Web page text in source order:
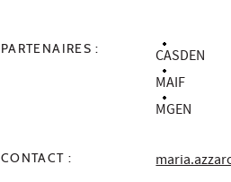
PARTENAIRES :
CASDEN
MAIF
MGEN
CONTACT :